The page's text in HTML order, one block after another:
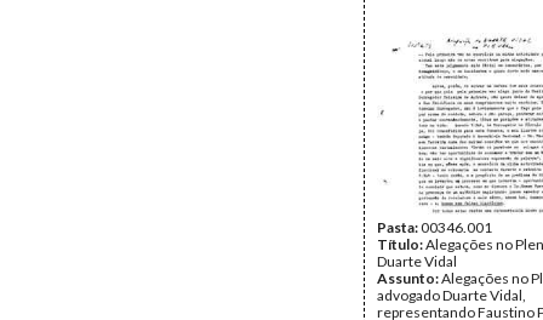
Pasta:00346.001
Título:Alegações no
Duarte Vidal
Assunto:Alegações no
advogado Duarte Vidal,
representando Faustino